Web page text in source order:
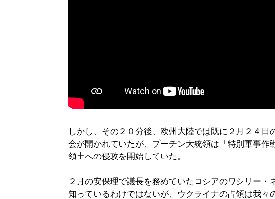
しかし、その２０分後、欧州大陸では既に２月２４
会が開かれていたが、プーチン大統領は「特別軍事作
領土への侵攻を開始していた。
２月の安保理で議長を務めていたロシアのワシリー
知っているわけではないが、ウクライナの占領は我々